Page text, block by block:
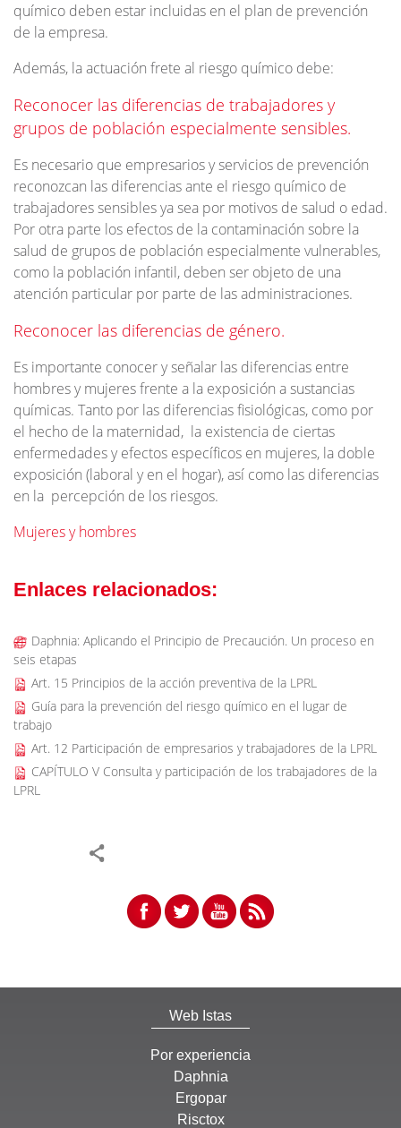
químico deben estar incluidas en el plan de prevención
de la empresa.
Además, la actuación frete al riesgo químico debe:
Reconocer las diferencias de trabajadores y
grupos de población especialmente sensibles.
Es necesario que empresarios y servicios de prevención
reconozcan las diferencias ante el riesgo químico de
trabajadores sensibles ya sea por motivos de salud o edad.
Por otra parte los efectos de la contaminación sobre la
salud de grupos de población especialmente vulnerables,
como la población infantil, deben ser objeto de una
atención particular por parte de las administraciones.
Reconocer las diferencias de género.
Es importante conocer y señalar las diferencias entre
hombres y mujeres frente a la exposición a sustancias
químicas. Tanto por las diferencias fisiológicas, como por
el hecho de la maternidad, la existencia de ciertas
enfermedades y efectos específicos en mujeres, la doble
exposición (laboral y en el hogar), así como las diferencias
en la percepción de los riesgos.
Mujeres y hombres
Enlaces relacionados:
Daphnia: Aplicando el Principio de Precaución. Un proceso en
seis etapas
Art. 15 Principios de la acción preventiva de la LPRL
Guía para la prevención del riesgo químico en el lugar de
trabajo
Art. 12 Participación de empresarios y trabajadores de la LPRL
CAPÍTULO V Consulta y participación de los trabajadores de la
LPRL
Web Istas
Por experiencia
Daphnia
Ergopar
Risctox